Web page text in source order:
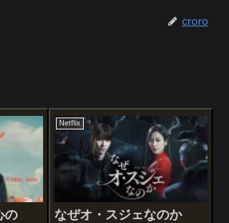
croro
の
Netflix
なぜオ・スジェなのか